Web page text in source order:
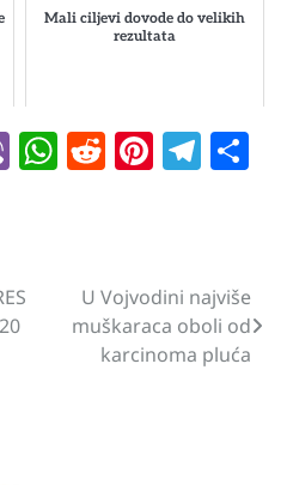
Mali ciljevi dovode do velikih
rezultata
ViberWhatsApp
Reddit
U Vojvodini najviše
muškaraca oboli od
karcinoma pluća